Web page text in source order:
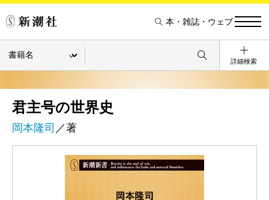
本・雑誌・ウェブ
詳細検索
君主号の世界史
岡本隆司 ／著